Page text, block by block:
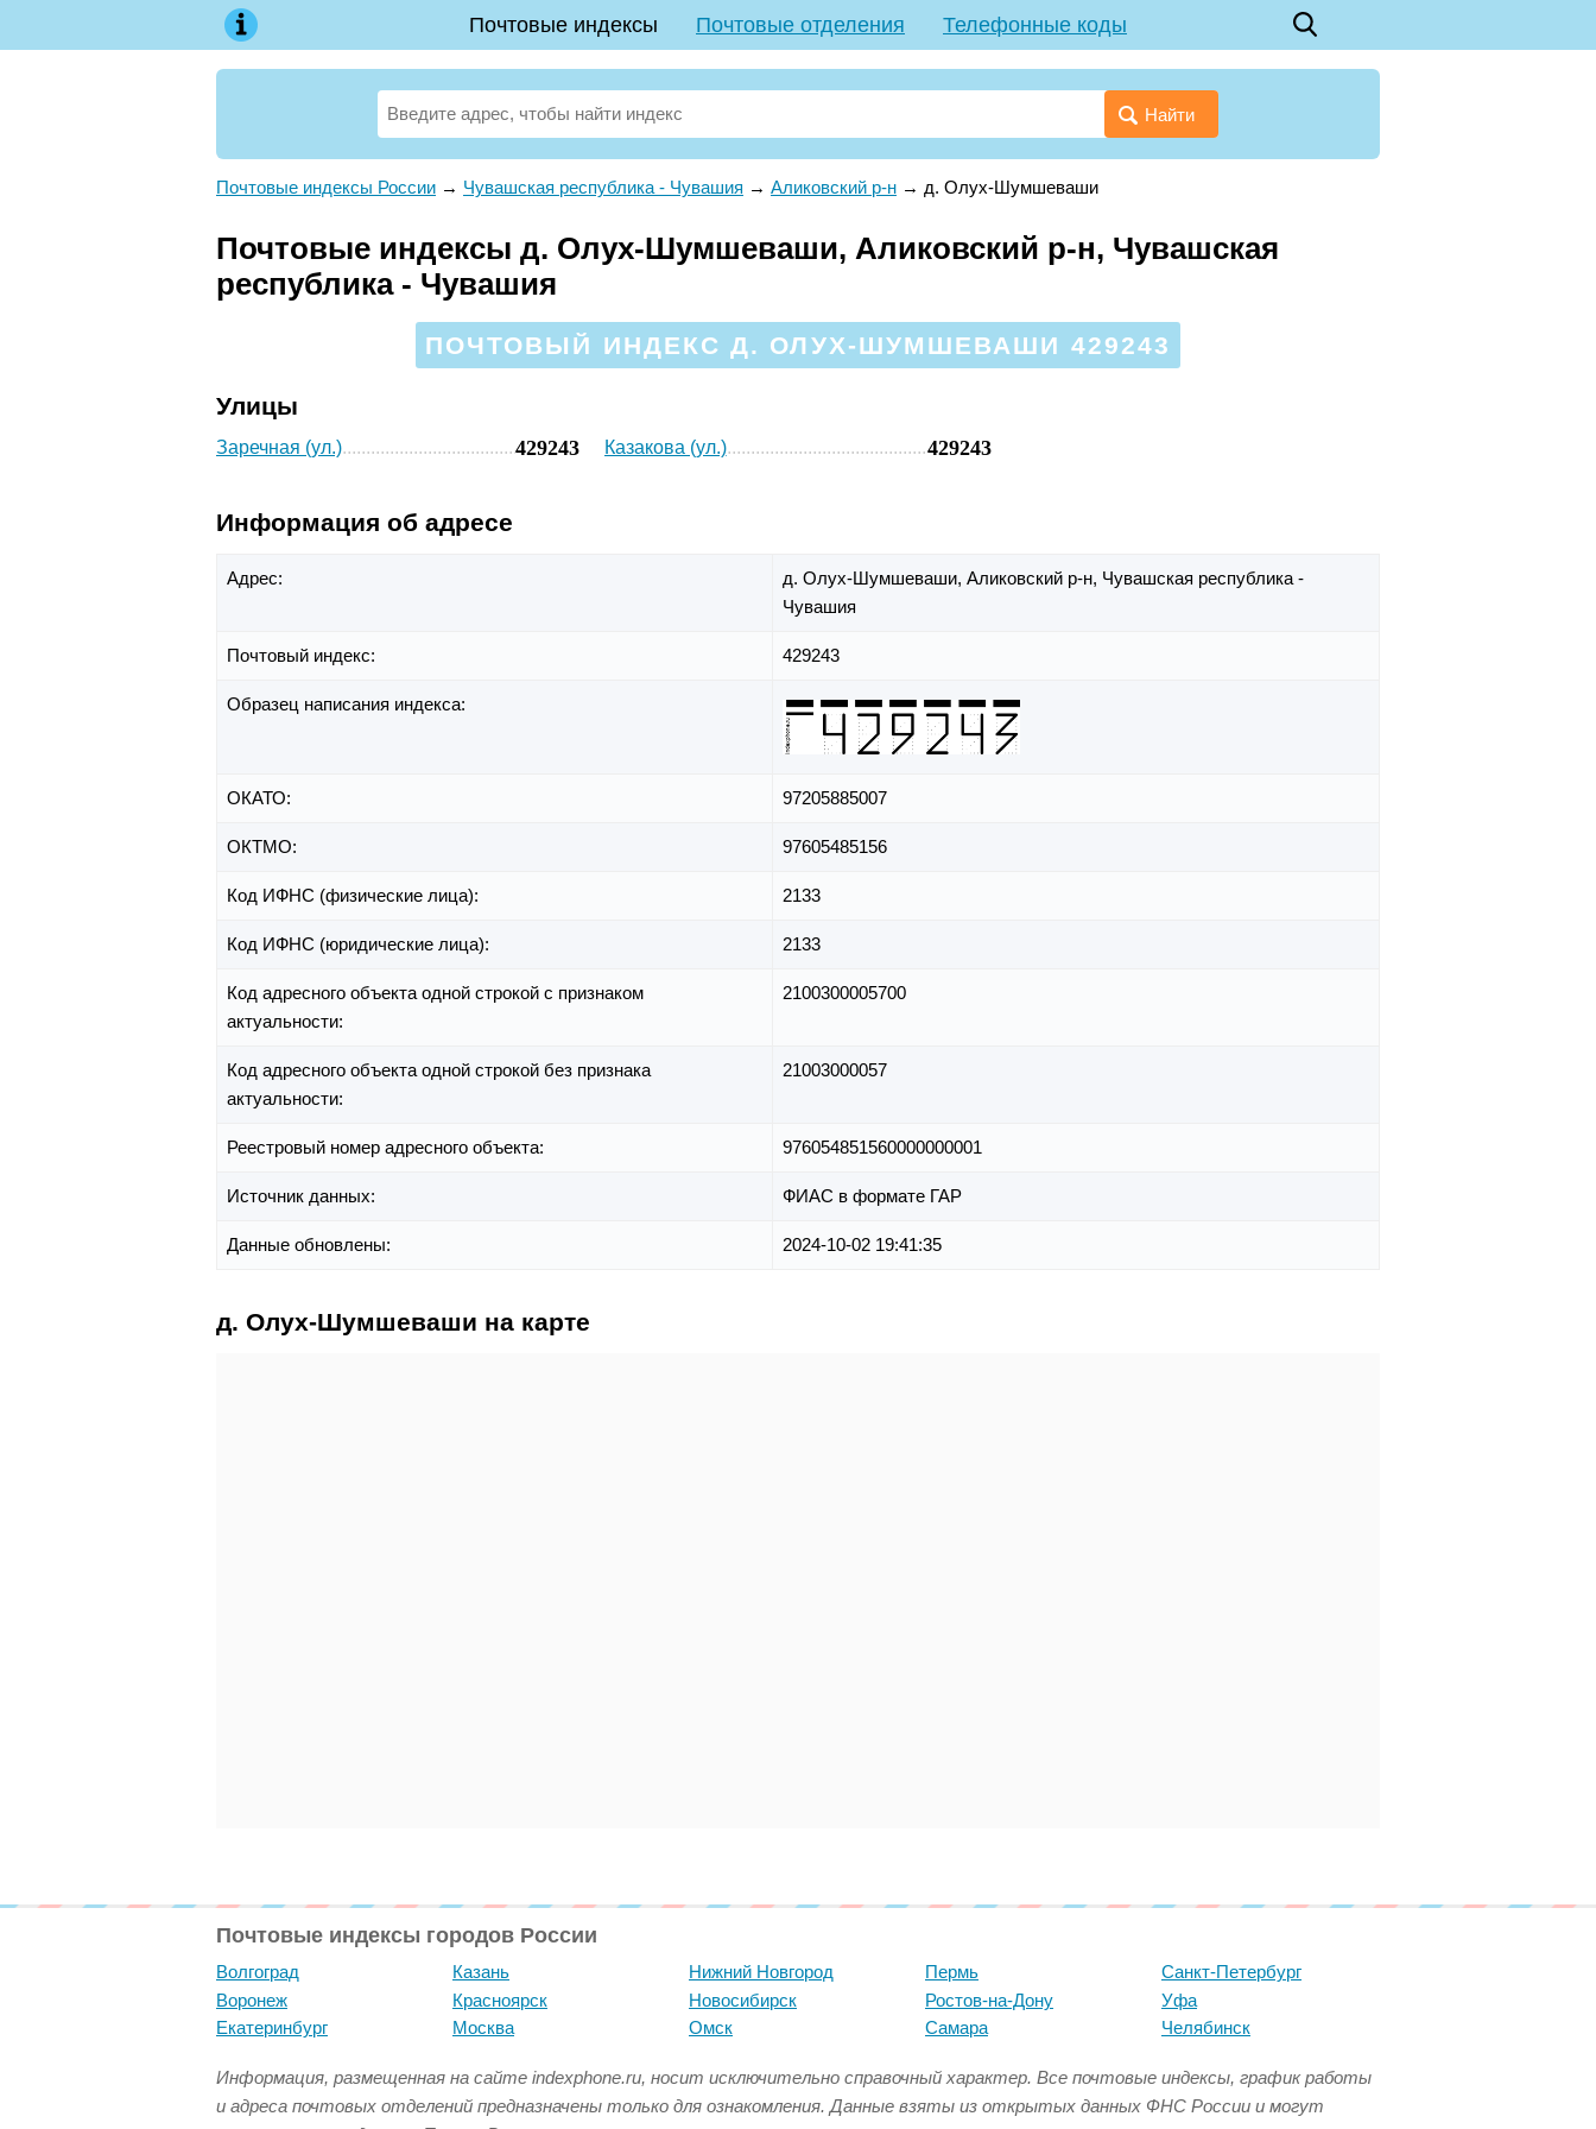
Почтовые индексы Почтовые отделения Телефонные коды
Найти
Почтовые индексы России → Чувашская республика - Чувашия → Аликовский р-н → д. Олух-Шумшеваши
Почтовые индексы д. Олух-Шумшеваши, Аликовский р-н, Чувашская
республика - Чувашия
ПОЧТОВЫЙ ИНДЕКС Д. ОЛУХ-ШУМШЕВАШИ 429243
Улицы
Заречная (ул.) 429243 Казакова (ул.) 429243
Информация об адресе
Адрес: д. Олух-Шумшеваши, Аликовский р-н, Чувашская республика -
Чувашия
Почтовый индекс: 429243
Образец написания индекса:
ОКАТО: 97205885007
ОКТМО: 97605485156
Код ИФНС (физические лица): 2133
Код ИФНС (юридические лица): 2133
Код адресного объекта одной строкой с признаком
актуальности:
2100300005700
Код адресного объекта одной строкой без признака
актуальности:
21003000057
Реестровый номер адресного объекта: 976054851560000000001
Источник данных: ФИАС в формате ГАР
Данные обновлены: 2024-10-02 19:41:35
д. Олух-Шумшеваши на карте
Почтовые индексы городов России
Волгоград
Воронеж
Екатеринбург
Казань
Красноярск
Москва
Нижний Новгород
Новосибирск
Омск
Пермь
Ростов-на-Дону
Самара
Санкт-Петербург
Уфа
Челябинск
Информация, размещенная на сайте indexphone.ru, носит исключительно справочный характер. Все почтовые индексы, график работы
и адреса почтовых отделений предназначены только для ознакомления. Данные взяты из открытых данных ФНС России и могут